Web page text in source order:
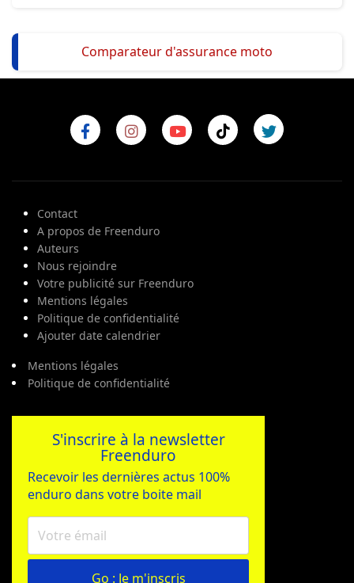
Comparateur d'assurance moto
Contact
A propos de Freenduro
Auteurs
Nous rejoindre
Votre publicité sur Freenduro
Mentions légales
Politique de confidentialité
Ajouter date calendrier
Mentions légales
Politique de confidentialité
S'inscrire à la newsletter
Freenduro
Recevoir les dernières actus 100%
enduro dans votre boite mail
Go : Je m'inscris